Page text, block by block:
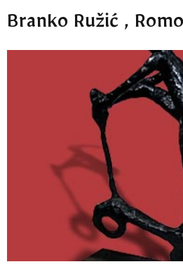
Branko Ružić ,